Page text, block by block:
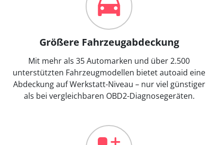
Größere Fahrzeugabdeckung
Mit mehr als 35 Automarken und über 2.500
unterstützten Fahrzeugmodellen bietet autoaid eine
Abdeckung auf Werkstatt-Niveau – nur viel günstiger
als bei vergleichbaren OBD2-Diagnosegeräten.